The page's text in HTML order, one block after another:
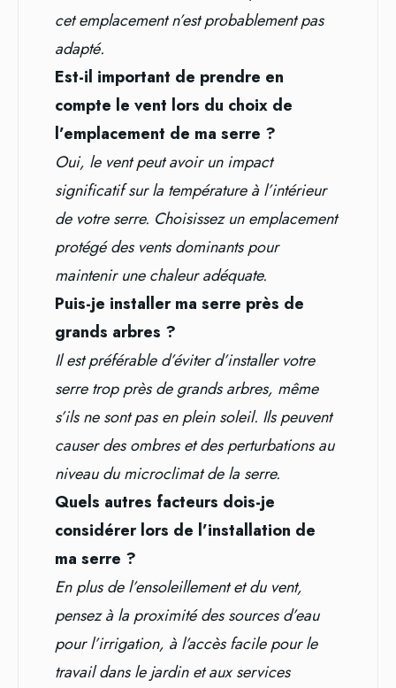
cet emplacement n’est probablement pas
adapté.
Est-il important de prendre en
compte le vent lors du choix de
l’emplacement de ma serre ?
Oui, le vent peut avoir un impact
significatif sur la température à l’intérieur
de votre serre. Choisissez un emplacement
protégé des vents dominants pour
maintenir une chaleur adéquate.
Puis-je installer ma serre près de
grands arbres ?
Il est préférable d’éviter d’installer votre
serre trop près de grands arbres, même
s’ils ne sont pas en plein soleil. Ils peuvent
causer des ombres et des perturbations au
niveau du microclimat de la serre.
Quels autres facteurs dois-je
considérer lors de l’installation de
ma serre ?
En plus de l’ensoleillement et du vent,
pensez à la proximité des sources d’eau
pour l’irrigation, à l’accès facile pour le
travail dans le jardin et aux services